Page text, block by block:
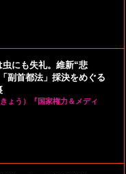
虫にも失礼。維新“悲
副首都法」採決をめぐる
ょう）『国家権力＆メディ